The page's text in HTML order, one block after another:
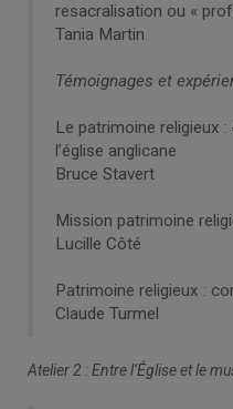
resacralisation ou «
Tania Martin
Témoignages et
Le patrimoine religieux
l’église anglicane
Bruce Stavert
Mission patrimoine
Lucille Côté
Patrimoine religieux :
Claude Turmel
Atelier 2 : Entre l’Église et le